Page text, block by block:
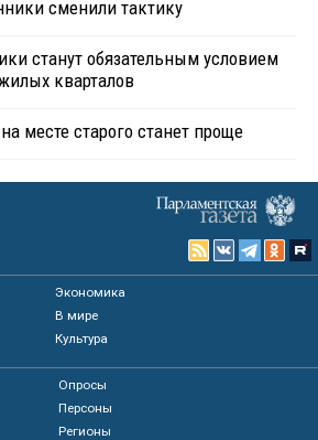
сменили тактику
станут обязательным условием
кварталов
месте старого станет проще
Экономика
В мире
Культура
Опросы
Персоны
Регионы